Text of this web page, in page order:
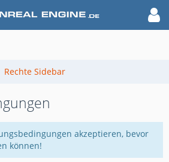
akzeptieren, bevor
können!